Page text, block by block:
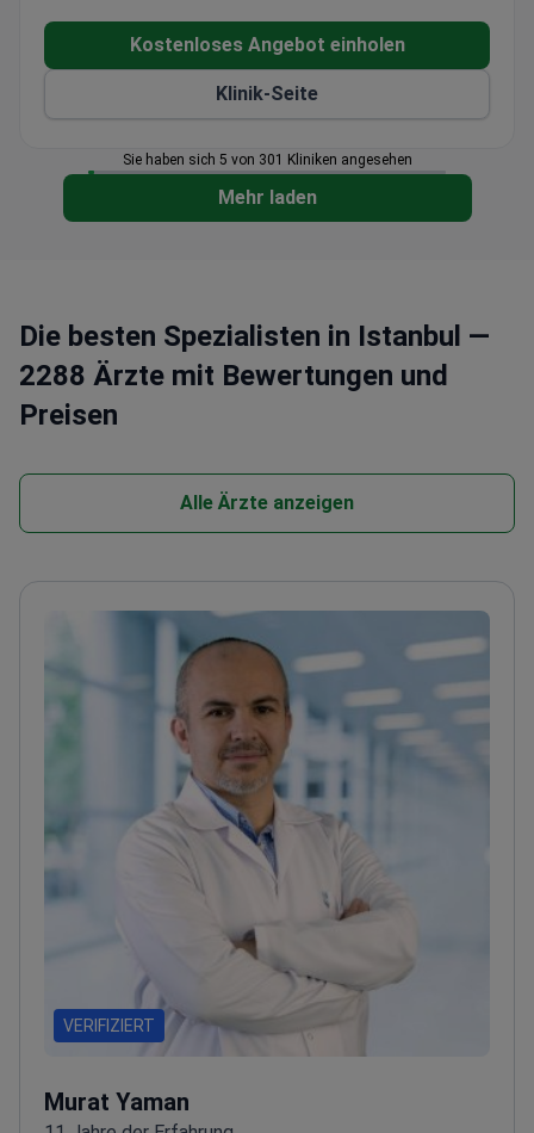
Kostenloses Angebot einholen
Klinik-Seite
Sie haben sich 5 von 301 Kliniken angesehen
Mehr laden
Die besten Spezialisten in Istanbul —
2288 Ärzte mit Bewertungen und
Preisen
Alle Ärzte anzeigen
VERIFIZIERT
Murat Yaman